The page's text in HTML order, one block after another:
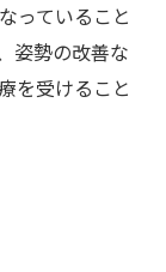
っていること
姿勢の改善な
を受けること